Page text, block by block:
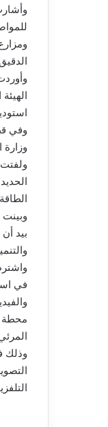
وفي
ولفتت
بيد
في
وذلك